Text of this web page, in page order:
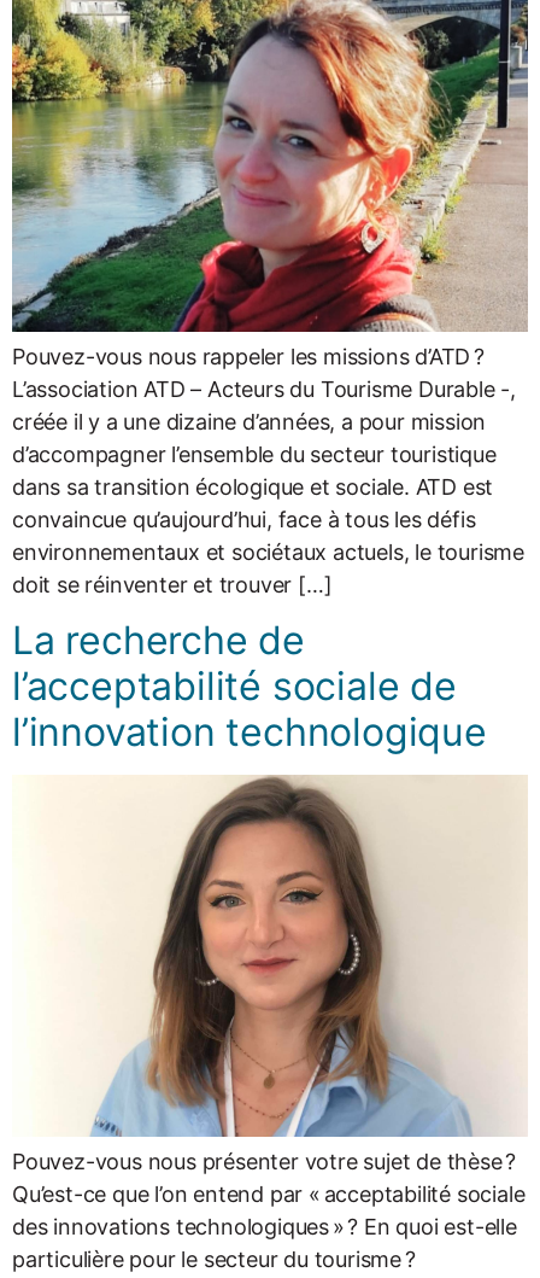
Pouvez-vous nous rappeler les missions d’ATD ?
L’association ATD – Acteurs du Tourisme Durable -,
créée il y a une dizaine d’années, a pour mission
d’accompagner l’ensemble du secteur touristique
dans sa transition écologique et sociale. ATD est
convaincue qu’aujourd’hui, face à tous les défis
environnementaux et sociétaux actuels, le tourisme
doit se réinventer et trouver […]
La recherche de
l’acceptabilité sociale de
l’innovation technologique
Pouvez-vous nous présenter votre sujet de thèse ?
Qu’est-ce que l’on entend par « acceptabilité sociale
des innovations technologiques » ? En quoi est-elle
particulière pour le secteur du tourisme ?